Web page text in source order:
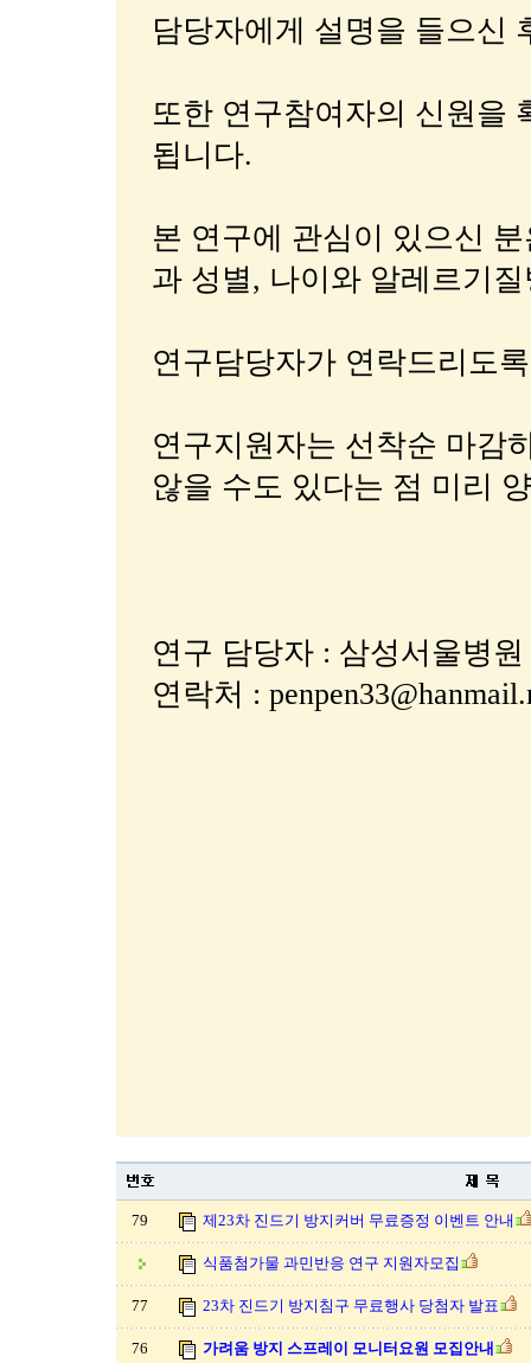
담당자에게 설명을 들으신
또한 연구참여자의 신원을
됩니다.
본 연구에 관심이 있으신
과 성별, 나이와 알레르기
연구담당자가 연락드리도
연구지원자는 선착순 마감
않을 수도 있다는 점 미리
연구 담당자 : 삼성서울병
연락처 :
79 제23차 진드기 방지커버 무료증정 이벤트 안내
식품첨가물 과민반응 연구 지원자모집
77 23차 진드기 방지침구 무료행사 당첨자 발표
76 가려움 방지 스프레이 모니터요원 모집안내